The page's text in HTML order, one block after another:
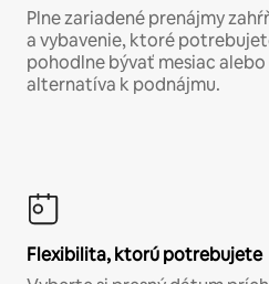
Plne zariadené prenájmy
a vybavenie, ktoré
pohodlne bývať mesiac
alternatíva k podnájmu.
Flexibilita, ktorú potrebujete